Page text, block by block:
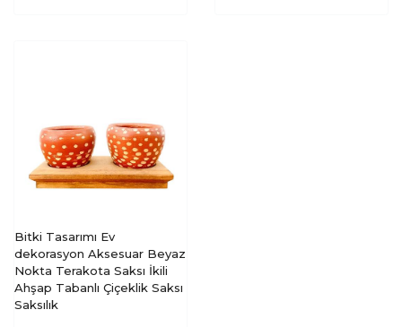
Bitki Tasarımı Ev
dekorasyon Aksesuar Beyaz
Nokta Terakota Saksı İkili
Ahşap Tabanlı Çiçeklik Saksı
Saksılık